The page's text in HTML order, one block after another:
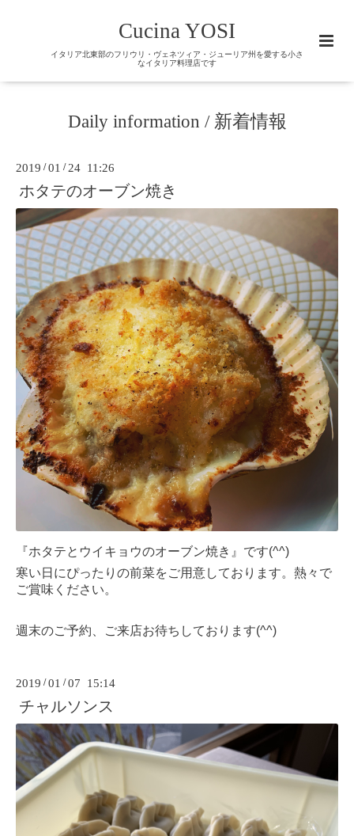
Cucina YOSI
イタリア北東部のフリウリ・ヴェネツィア・ジューリア州を愛する小さ
なイタリア料理店です
Daily information / 新着情報
2019 /01 / 24 11:26
ホタテのオーブン焼き
『ホタテとウイキョウのオーブン焼き』です(^^)
寒い日にぴったりの前菜をご用意しております。熱々で
ご賞味ください。
週末のご予約、ご来店お待ちしております(^^)
2019 /01 /07 15:14
チャルソンス